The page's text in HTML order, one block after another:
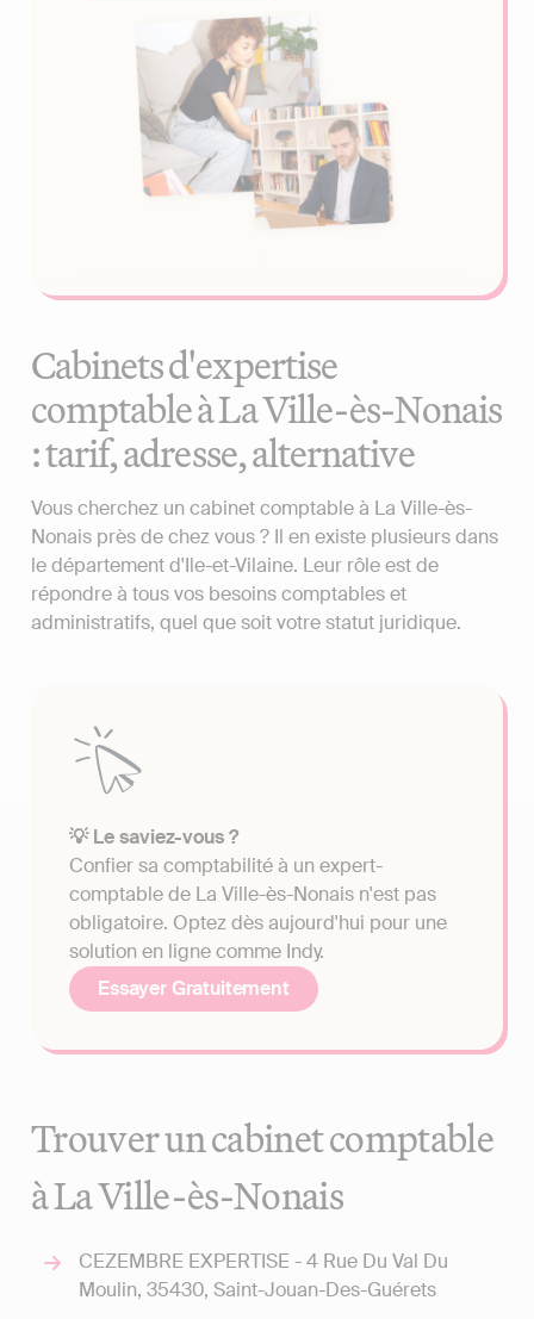
Cabinets d'expertise
comptable à La Ville-ès-Nonais
: tarif, adresse, alternative
Vous cherchez un cabinet comptable à La Ville-ès-
Nonais près de chez vous ? Il en existe plusieurs dans
le département d'Ile-et-Vilaine. Leur rôle est de
répondre à tous vos besoins comptables et
administratifs, quel que soit votre statut juridique.
💡 Le saviez-vous ?
Confier sa comptabilité à un expert-
comptable de La Ville-ès-Nonais n'est pas
obligatoire. Optez dès aujourd'hui pour une
solution en ligne comme Indy.
Essayer Gratuitement
Trouver un cabinet comptable
à La Ville-ès-Nonais
CEZEMBRE EXPERTISE - 4 Rue Du Val Du
Moulin, 35430, Saint-Jouan-Des-Guérets